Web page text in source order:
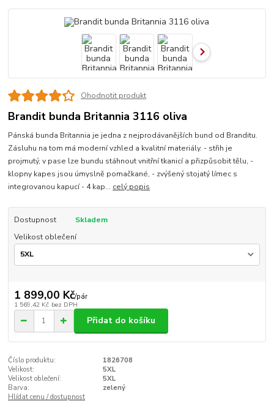
Ohodnotit produkt
Brandit bunda Britannia 3116 oliva
Pánská bunda Britannia je jedna z nejprodávanějších bund od Branditu.
Zásluhu na tom má moderní vzhled a kvalitní materiály. - střih je
projmutý, v pase lze bundu stáhnout vnitřní tkanicí a přizpůsobit tělu, -
klopny kapes jsou úmyslně pomačkané, - zvýšený stojatý límec s
integrovanou kapucí - 4 kap... celý popis
Dostupnost
Skladem
Velikost oblečení
1 899,00 Kč/pár
1 569,42 Kč bez DPH
Přidat do košíku
Číslo produktu:
1826708
Velikost:
5XL
Velikost oblečení:
5XL
Barva:
zelený
Hlídat cenu / dostupnost